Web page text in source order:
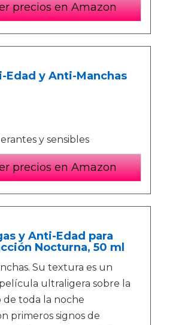
precios en Amazon
Edad y Anti-Manchas
y sensibles
precios en Amazon
y Anti-Edad para
Nocturna, 50 ml
Su textura es un
ultraligera sobre la
de toda la noche
primeros signos de